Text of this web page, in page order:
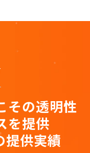
その透明性
を提供
提供実績